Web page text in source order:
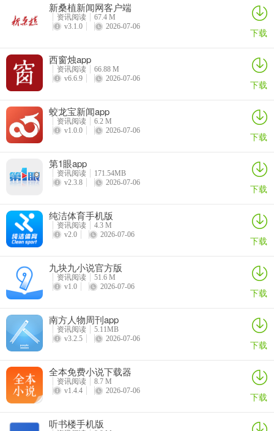
6、甜：买票挂号最实用
我们神秘的侧滑抽屉式菜单里潜伏着各类生活服务利器，查天气、查
票、玩游戏、逛景点等十余种民生服务类板块等您翻牌子。
软件优势
2、很多的新闻都可以及时的订阅，都是很给力，很不错哦！
3、聊天互动，这里信息还是最多的额，都可以随时掌控！
更新日志
优化新闻浏览体验。
v8.1.3版本
1、新增图片二维码识别功能。
2、优化新闻浏览体验。
v8.0.9版本
1.新增半岛圈轻社交功能；
2.增加找记者功能；
3.为用户提供更丰富、更精准的新闻资讯。
新桑植新闻网客户端
资讯阅读
67.4 M
v3.1.0
2026-07-06 下载
西窗烛app
资讯阅读
66.88 M
v6.6.9
2026-07-06 下载
蛟龙宝新闻app
资讯阅读
6.2 M
v1.0.0
2026-07-06 下载
第1眼app
资讯阅读
171.54MB
v2.3.8
2026-07-06 下载
纯洁体育手机版
资讯阅读
4.3 M
v2.0
2026-07-06 下载
九块九小说官方版
资讯阅读
51.6 M
v1.0
2026-07-06 下载
南方人物周刊app
资讯阅读
5.11MB
v3.2.5
2026-07-06 下载
全本免费小说下载器
资讯阅读
8.7 M
v1.4.4
2026-07-06 下载
听书楼手机版